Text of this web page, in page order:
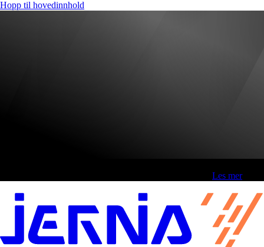
Hopp til hovedinnhold
Les mer